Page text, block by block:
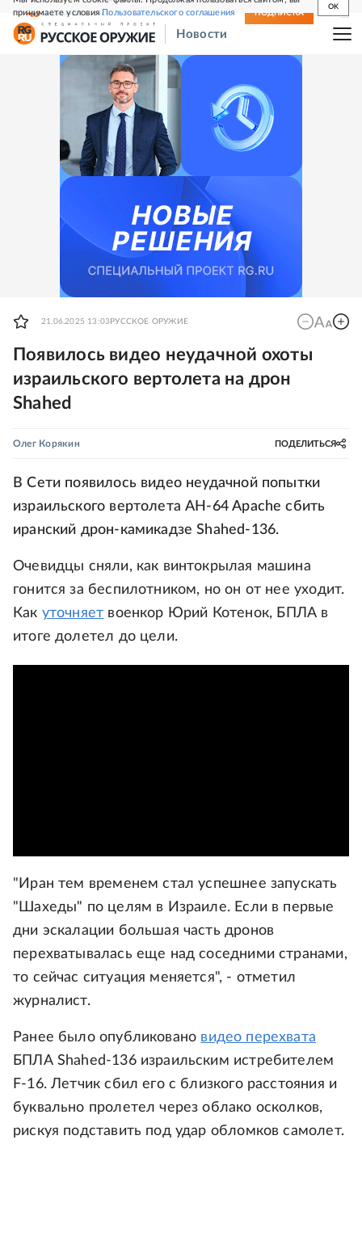
принимаете условияПользовательского соглашения
OK
СВЕЖИЙ НОМЕР ПОДПИСКА
Новости
21.06.2025 13:03 РУССКОЕ ОРУЖИЕ
Появилось видео неудачной охоты
израильского вертолета на дрон
Shahed
Олег Корякин ПОДЕЛИТЬСЯ
В Сети появилось видео неудачной попытки
израильского вертолета AH-64 Apache сбить
иранский дрон-камикадзе Shahed-136.
Очевидцы сняли, как винтокрылая машина
гонится за беспилотником, но он от нее уходит.
Как уточняет военкор Юрий Котенок, БПЛА в
итоге долетел до цели.
"Иран тем временем стал успешнее запускать
"Шахеды" по целям в Израиле. Если в первые
дни эскалации большая часть дронов
перехватывалась еще над соседними странами,
то сейчас ситуация меняется", - отметил
журналист.
Ранее было опубликовано видео перехвата
БПЛА Shahed-136 израильским истребителем
F-16. Летчик сбил его с близкого расстояния и
буквально пролетел через облако осколков,
рискуя подставить под удар обломков самолет.